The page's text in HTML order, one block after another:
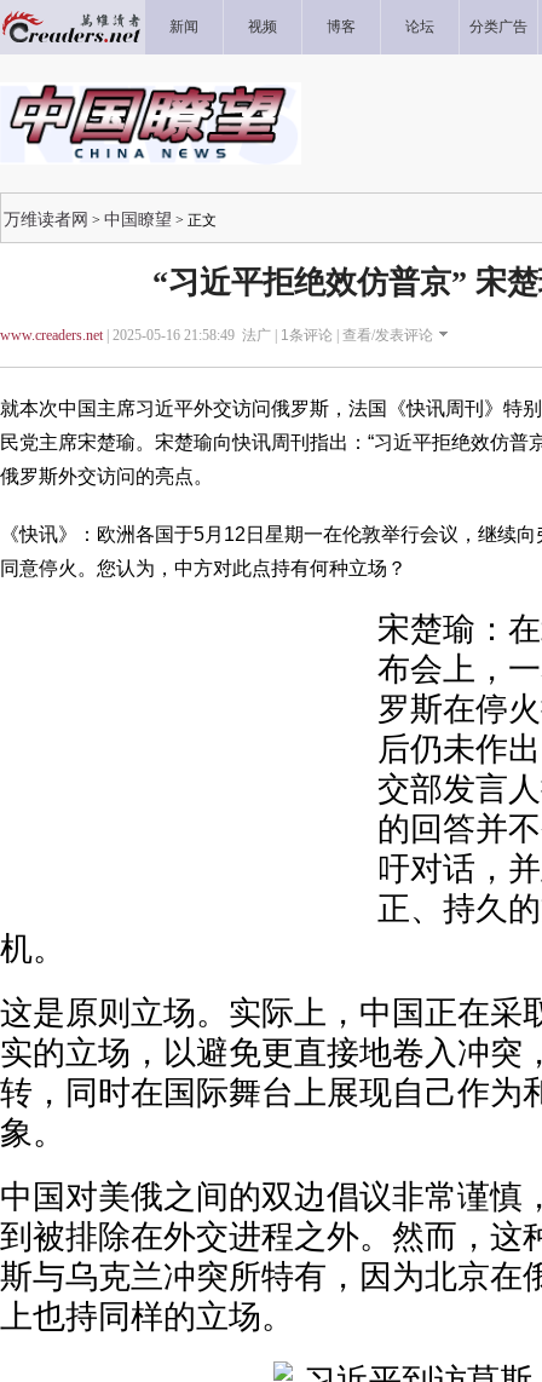
新闻 视频 博客 论坛 分类广告
万维读者网 > 中国瞭望 > 正文
“习近平拒绝效仿普京” 宋
www.creaders.net| 2025-05-16 21:58:49 法广 | 1条评论 | 查看/发表评论
就本次中国主席习近平外交访问俄罗斯，法国《快讯周刊》特
民党主席宋楚瑜。宋楚瑜向快讯周刊指出：“习近平拒绝效仿普
俄罗斯外交访问的亮点。
《快讯》：欧洲各国于5月12日星期一在伦敦举行会议，继续
同意停火。您认为，中方对此点持有何种立场？
宋楚瑜：
布会上，
罗斯在停
后仍未作
交部发言
的回答并
吁对话，
正、持久
机。
这是原则立场。实际上，中国正在采
实的立场，以避免更直接地卷入冲突
转，同时在国际舞台上展现自己作为
象。
中国对美俄之间的双边倡议非常谨慎
到被排除在外交进程之外。然而，这
斯与乌克兰冲突所特有，因为北京在
上也持同样的立场。